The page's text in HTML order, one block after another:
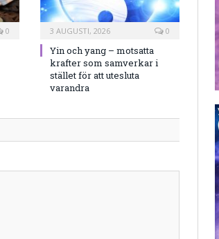
0 3 AUGUSTI, 2026 0
Yin och yang – motsatta
krafter som samverkar i
stället för att utesluta
varandra